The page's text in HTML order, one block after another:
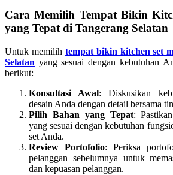
Cara Memilih Tempat Bikin
yang Tepat di Tangerang Selatan
Untuk memilih tempat bikin kitchen set
Selatan yang sesuai dengan kebutuhan
berikut:
Konsultasi Awal: Diskusikan
desain Anda dengan detail bersama
Pilih Bahan yang Tepat:
yang sesuai dengan kebutuhan
set Anda.
Review Portofolio: Periksa
pelanggan sebelumnya untuk
dan kepuasan pelanggan.